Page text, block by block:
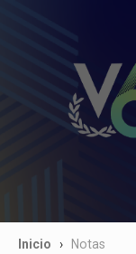
Inicio Notas